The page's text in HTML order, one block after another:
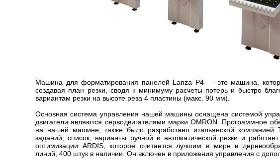
Машина для форматирования панелей Lanza P4 — это машина,
создавая план резки, сводя к минимуму расчеты потерь и быстро
вариантам резки на высоте реза 4 пластины (макс. 90 мм).
Основная система управления нашей машины оснащена системой
двигатели являются серводвигателями марки OMRON. Программное
на нашей машине, также было разработано итальянской компанией
заданий, список, варианты ручной и автоматической резки и
оптимизации ARDIS, которое считается лучшим в мире в
линий, 400 штук в наличии. Он включен в приложения управления с